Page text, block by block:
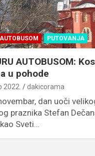
PUTOVANJA
AUTOBUSOM:
u pohode
2022. dakicorama
dan uoči
praznika Stefan
Sveti…